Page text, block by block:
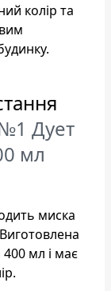
колір та
Дует
мл
миска
мл і має